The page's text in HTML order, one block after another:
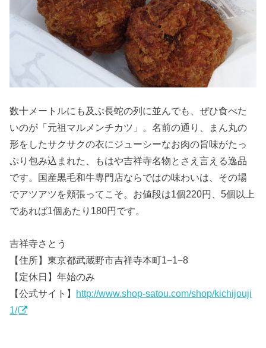
数十メートルにも及ぶ長蛇の列に並んでも、ぜひ食べた
いのが「元祖マルメンチカツ」。名前の通り、まん丸の
形をしたサクサクの衣にジューシーなお肉の旨味がたっ
ぷり包み込まれた、もはや吉祥寺名物とさえ言える逸品
です。国産黒毛和牛専門店ならではの味わいは、その場
でアツアツを頬張ってこそ。お値段は1個220円、5個以上
であれば1個あたり180円です。
吉祥寺さとう
【住所】東京都武蔵野市吉祥寺本町1−1−8
【定休日】年始のみ
【公式サイト】 http://www.shop-satou.com/shop/kichijouji
1/